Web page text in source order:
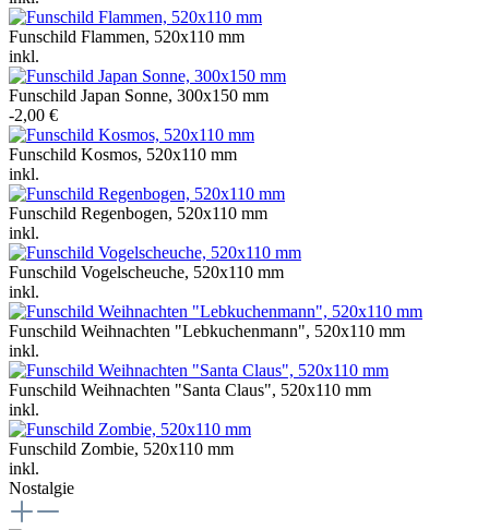
Funschild Flammen, 520x110 mm
inkl.
Funschild Japan Sonne, 300x150 mm
-2,00 €
Funschild Kosmos, 520x110 mm
inkl.
Funschild Regenbogen, 520x110 mm
inkl.
Funschild Vogelscheuche, 520x110 mm
inkl.
Funschild Weihnachten "Lebkuchenmann", 520x110 mm
inkl.
Funschild Weihnachten "Santa Claus", 520x110 mm
inkl.
Funschild Zombie, 520x110 mm
inkl.
Nostalgie